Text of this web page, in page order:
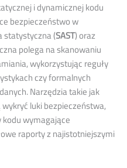
i dynamicznej kodu
bezpieczeństwo w
statystyczna (SAST) oraz
polega na skanowaniu
wykorzystując reguły
czy formalnych
Narzędzia takie jak
luki bezpieczeństwa,
kodu wymagające
raporty z najistotniejszymi